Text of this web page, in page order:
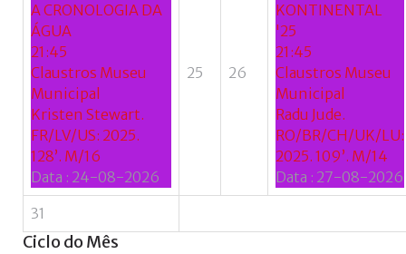
A CRONOLOGIA DA
ÁGUA
21:45
Claustros Museu
Municipal
Kristen Stewart.
FR/LV/US: 2025.
128’. M/16
Data : 24-08-2026
25 26
KONTINENTAL
'25
21:45
Claustros Museu
Municipal
Radu Jude.
RO/BR/CH/UK/LU:
2025. 109’. M/14
Data : 27-08-2026
31
Ciclo do Mês